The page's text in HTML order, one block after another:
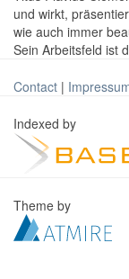
und wirkt,
wie auch immer
Sein Arbeitsfeld ist
Contact |
Indexed by
Theme by